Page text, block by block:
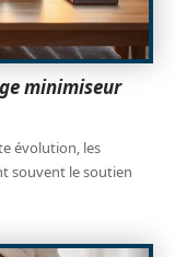
minimiseur
évolution, les
souvent le soutien